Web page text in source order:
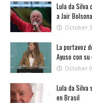
Lula da
a Jair
October
La portavoz
Ayuso con
October
Lula da Silva
en Brasil